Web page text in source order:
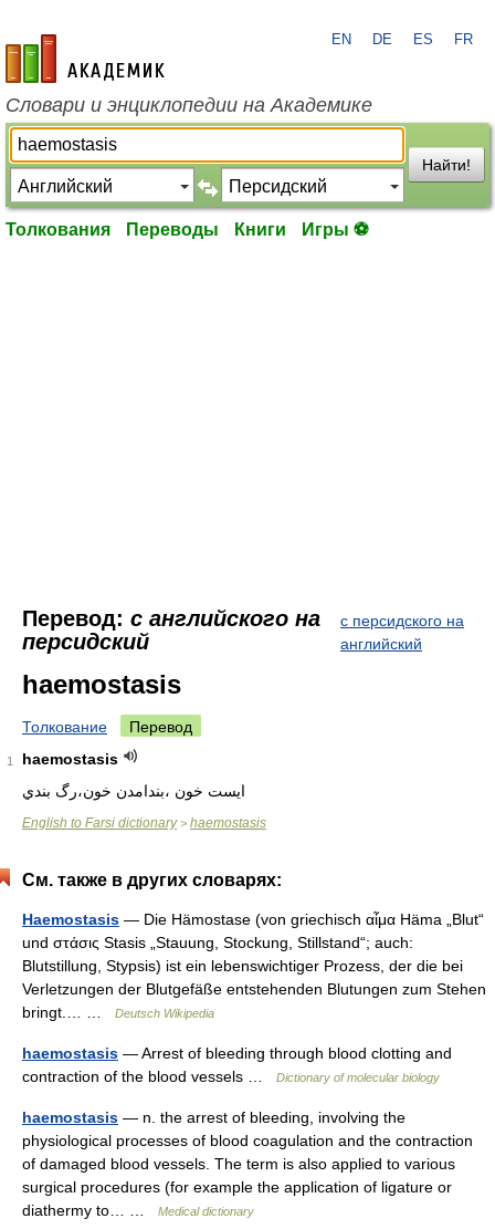
academic.ru
EN DE ES FR
Словари и энциклопедии на Академике
Найти!
Толкования Переводы Книги Игры ⚽
Перевод: с английского на
персидский
с персидского на
английский
haemostasis
Толкование Перевод
1
haemostasis
English to Farsi dictionary> haemostasis
См. также в других словарях:
Haemostasis — Die Hämostase (von griechisch αἷμα Häma „Blut“
und στάσις Stasis „Stauung, Stockung, Stillstand“; auch:
Blutstillung, Stypsis) ist ein lebenswichtiger Prozess, der die bei
Verletzungen der Blutgefäße entstehenden Blutungen zum Stehen
bringt.… …
Deutsch Wikipedia
haemostasis — Arrest of bleeding through blood clotting and
contraction of the blood vessels …
Dictionary of molecular biology
haemostasis — n. the arrest of bleeding, involving the
physiological processes of blood coagulation and the contraction
of damaged blood vessels. The term is also applied to various
surgical procedures (for example the application of ligature or
diathermy to… …
Medical dictionary